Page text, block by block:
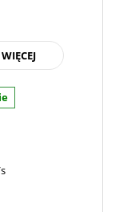
WIĘCEJ